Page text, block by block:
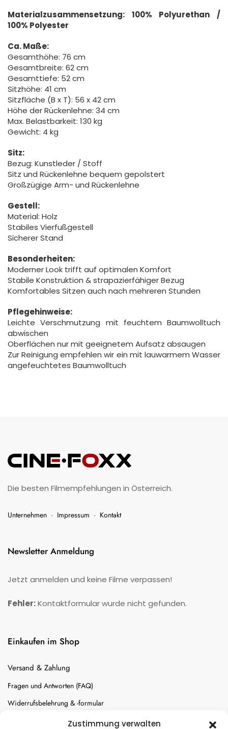
Zustimmung verwalten
Materialzusammensetzung: 100% Polyurethan /
100% Polyester
Ca. Maße:
Gesamthöhe: 76 cm
Gesamtbreite: 62 cm
Gesamttiefe: 52 cm
Sitzhöhe: 41 cm
Sitzfläche (B x T): 56 x 42 cm
Höhe der Rückenlehne: 34 cm
Max. Belastbarkeit: 130 kg
Gewicht: 4 kg
Sitz:
Bezug: Kunstleder / Stoff
Sitz und Rückenlehne bequem gepolstert
Großzügige Arm- und Rückenlehne
Gestell:
Material: Holz
Stabiles Vierfußgestell
Sicherer Stand
Besonderheiten:
Moderner Look trifft auf optimalen Komfort
Stabile Konstruktion & strapazierfähiger Bezug
Komfortables Sitzen auch nach mehreren Stunden
Pflegehinweise:
Leichte Verschmutzung mit feuchtem Baumwolltuch
abwischen
Oberflächen nur mit geeignetem Aufsatz absaugen
Zur Reinigung empfehlen wir ein mit lauwarmem Wasser
angefeuchtetes Baumwolltuch
Die besten Filmempfehlungen in Österreich.
Unternehmen · Impressum · Kontakt
Newsletter Anmeldung
Jetzt anmelden und keine Filme verpassen!
Fehler:Kontaktformular wurde nicht gefunden.
Einkaufen im Shop
Versand & Zahlung
Fragen und Antworten (FAQ)
Widerrufsbelehrung & -formular
Batterien-Entsorgung